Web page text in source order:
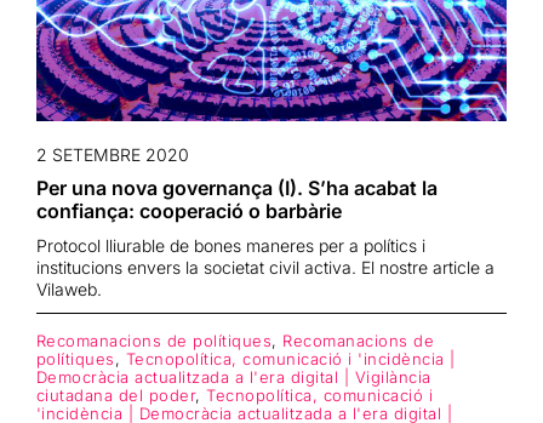
2 SETEMBRE 2020
Per una nova governança (I). S’ha acabat la
confiança: cooperació o barbàrie
Protocol lliurable de bones maneres per a polítics i
institucions envers la societat civil activa. El nostre article a
Vilaweb.
Recomanacions de polítiques, Recomanacions de
polítiques, Tecnopolítica, comunicació i 'incidència |
Democràcia actualitzada a l'era digital | Vigilància
ciutadana del poder,Tecnopolítica, comunicació i
'incidència | Democràcia actualitzada a l'era digital |